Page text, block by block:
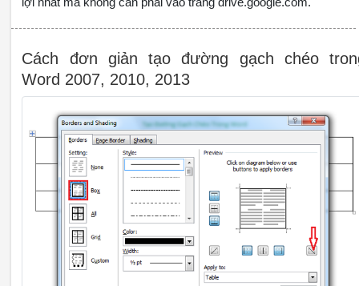
lợi nhất mà không cần phải vào trang drive.google.com.
Cách đơn giản tạo đường gạch chéo
Word 2007, 2010, 2013